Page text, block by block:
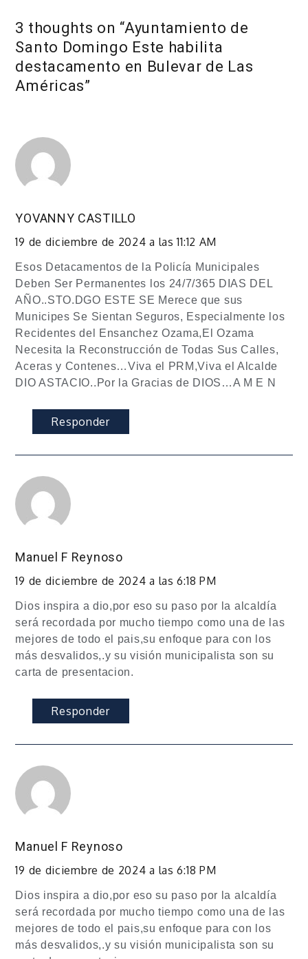
3 thoughts on “Ayuntamiento de
Santo Domingo Este habilita
destacamento en Bulevar de Las
Américas”
YOVANNY CASTILLO
19 de diciembre de 2024 a las 11:12 AM
Esos Detacamentos de la Policía Municipales
Deben Ser Permanentes los 24/7/365 DIAS DEL
AÑO..STO.DGO ESTE SE Merece que sus
Municipes Se Sientan Seguros, Especialmente los
Recidentes del Ensanchez Ozama,El Ozama
Necesita la Reconstrucción de Todas Sus Calles,
Aceras y Contenes…Viva el PRM,Viva el Alcalde
DIO ASTACIO..Por la Gracias de DIOS…A M E N
Responder
Manuel F Reynoso
19 de diciembre de 2024 a las 6:18 PM
Dios inspira a dio,por eso su paso por la alcaldía
será recordada por mucho tiempo como una de las
mejores de todo el pais,su enfoque para con los
más desvalidos,.y su visión municipalista son su
carta de presentacion.
Responder
Manuel F Reynoso
19 de diciembre de 2024 a las 6:18 PM
Dios inspira a dio,por eso su paso por la alcaldía
será recordada por mucho tiempo como una de las
mejores de todo el pais,su enfoque para con los
más desvalidos,.y su visión municipalista son su